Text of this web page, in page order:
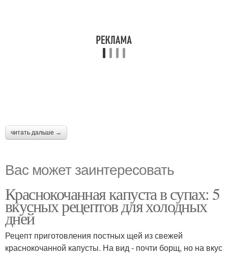
читать дальше →
Вас может заинтересовать
Краснокочанная капуста в супах: 5
вкусных рецептов для холодных
дней
Рецепт приготовления постных щей из свежей
краснокочанной капусты. На вид - почти борщ, но на вкус